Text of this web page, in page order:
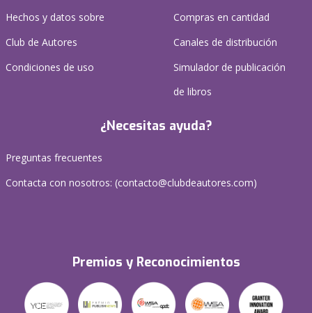
Hechos y datos sobre
Club de Autores
Condiciones de uso
Compras en cantidad
Canales de distribución
Simulador de publicación
de libros
¿Necesitas ayuda?
Preguntas frecuentes
Contacta con nosotros: (contacto@clubdeautores.com)
Premios y Reconocimientos